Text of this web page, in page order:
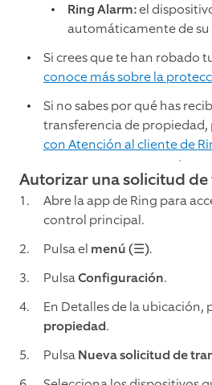
Ring Alarm:el
automáticamente de su
Si crees que te han robado
conoce más sobre la
Si no sabes por qué has
transferencia de propiedad,
con Atención al cliente de
Autorizar una solicitud
Abre la app de Ring para
control principal.
Pulsa el menú (☰).
PulsaConfiguración.
En Detalles de la ubicación,
propiedad.
PulsaNueva solicitud de